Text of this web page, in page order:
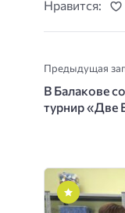
Нравится:
Предыдущая
В Балакове
турнир «Две